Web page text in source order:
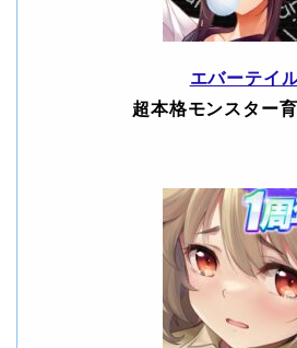
エバーテイ
超本格モンスター